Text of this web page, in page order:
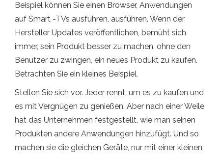
Beispiel können Sie einen Browser, Anwendungen
auf Smart -TVs ausführen, ausführen. Wenn der
Hersteller Updates veröffentlichen, bemüht sich
immer, sein Produkt besser zu machen, ohne den
Benutzer zu zwingen, ein neues Produkt zu kaufen.
Betrachten Sie ein kleines Beispiel.
Stellen Sie sich vor. Jeder rennt, um es zu kaufen und
es mit Vergnügen zu genießen. Aber nach einer Weile
hat das Unternehmen festgestellt, wie man seinen
Produkten andere Anwendungen hinzufügt. Und so
machen sie die gleichen Geräte, nur mit einer kleinen